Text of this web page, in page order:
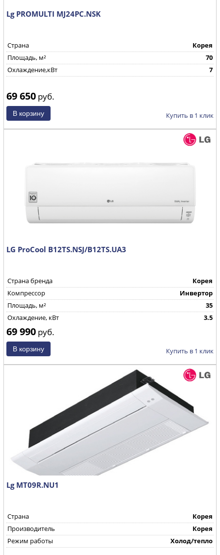
Lg PROMULTI MJ24PC.NSK
Страна
Корея
Площадь, м²
70
Охлаждение,кВт
7
69 650 руб.
Купить в 1 клик
LG ProCool B12TS.NSJ/B12TS.UA3
Страна бренда
Корея
Компрессор
Инвертор
Площадь, м²
35
Охлаждение, кВт
3.5
69 990 руб.
Купить в 1 клик
Lg MT09R.NU1
Страна
Корея
Производитель
Корея
Режим работы
Холод/тепло